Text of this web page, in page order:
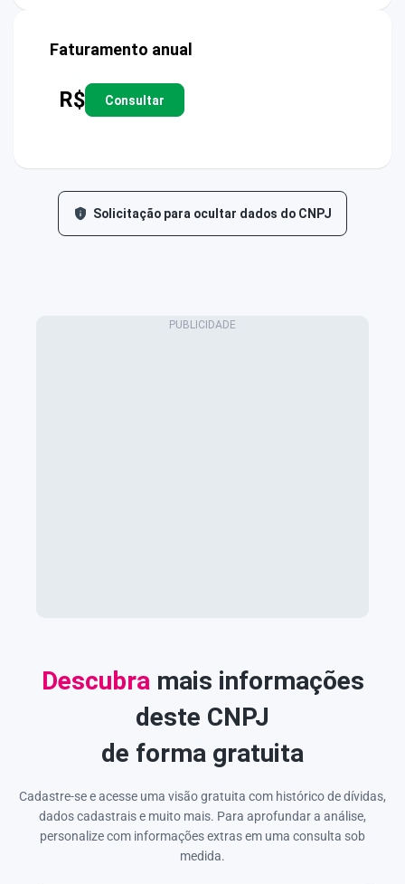
Faturamento anual
R$ Consultar
Solicitação para ocultar dados do CNPJ
Descubra mais informações
deste CNPJ
de forma gratuita
Cadastre-se e acesse uma visão gratuita com histórico de dívidas,
dados cadastrais e muito mais. Para aprofundar a análise,
personalize com informações extras em uma consulta sob
medida.